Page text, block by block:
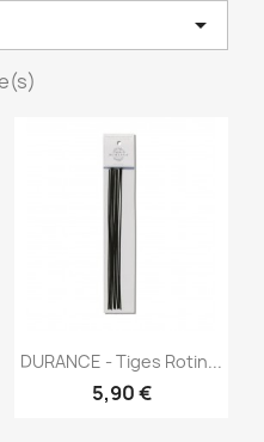

Aperçu rapide
DURANCE - Tiges Rotin...
5,90 €